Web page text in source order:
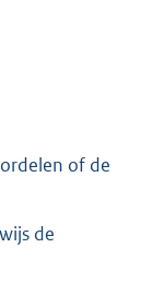
of de
de